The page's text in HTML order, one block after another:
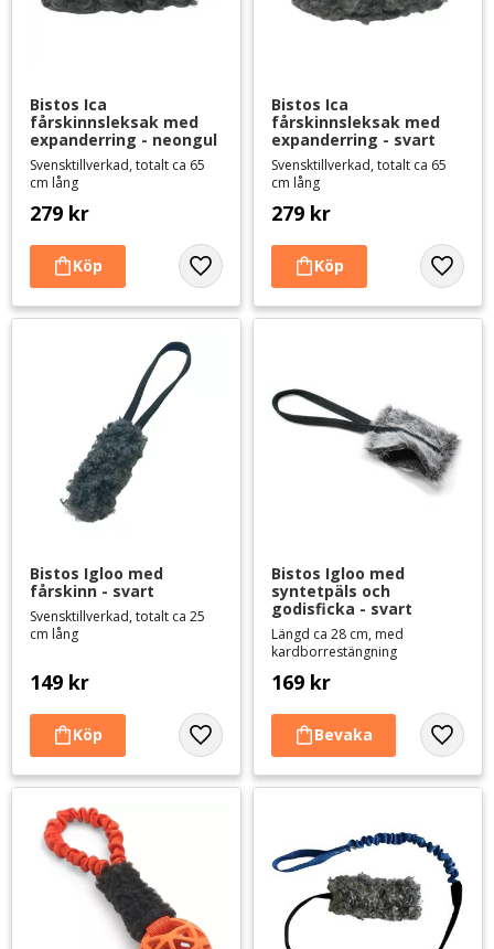
Bistos Ica
fårskinnsleksak med
expanderring - neongul
Svensktillverkad, totalt ca 65
cm lång
279 kr
Lägg till i favoriter
Bistos Ica
fårskinnsleksak med
expanderring - svart
Svensktillverkad, totalt ca 65
cm lång
279 kr
Lägg
Bistos Igloo med
fårskinn - svart
Svensktillverkad, totalt ca 25
cm lång
149 kr
Lägg till i favoriter
Bistos Igloo med
syntetpäls och
godisficka - svart
Längd ca 28 cm, med
kardborrestängning
169 kr
Lägg